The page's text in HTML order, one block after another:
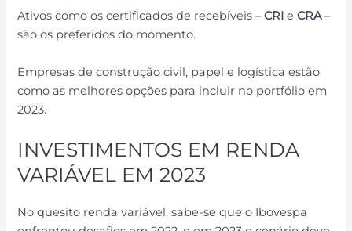
Ativos como os certificados de recebíveis –CRI eCRA–
são os preferidos do momento.
Empresas de construção civil, papel e logística estão
como as melhores opções para incluir no portfólio em
2023.
INVESTIMENTOS EM RENDA
VARIÁVEL EM 2023
No quesito renda variável, sabe-se que o Ibovespa